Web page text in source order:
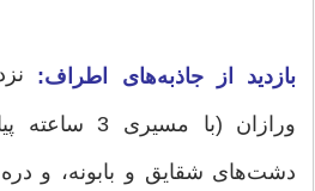
بازدید از جاذبه‌های اطراف:
ورازان (با
دشت‌های شقایق و بابونه، و